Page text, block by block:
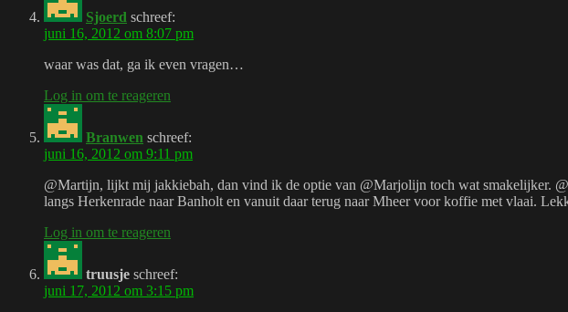
Sjoerd schreef:
juni 16, 2012 om 8:07 pm
waar was dat, ga ik even vragen…
Log in om te reageren
Branwen schreef:
juni 16, 2012 om 9:11 pm
@Martijn, lijkt mij jakkiebah, dan vind ik de optie van @Marjolijn toch wat smakelijker.
langs Herkenrade naar Banholt en vanuit daar terug naar Mheer voor koffie met vlaai.
Log in om te reageren
truusje schreef:
juni 17, 2012 om 3:15 pm